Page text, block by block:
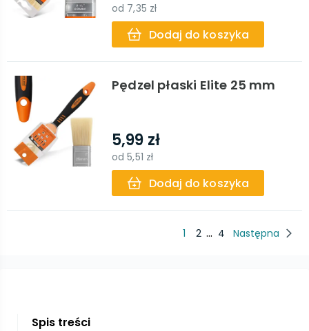
od 7,35 zł
Dodaj do koszyka
Pędzel płaski Elite 25 mm
5,99 zł
od5,51 zł
Dodaj do koszyka
1 2 ... 4 Następna
Spis treści